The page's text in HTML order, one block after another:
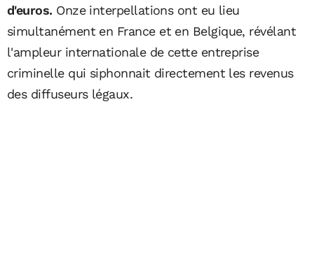
d'euros. Onze interpellations ont eu lieu
simultanément en France et en Belgique, révélant
l'ampleur internationale de cette entreprise
criminelle qui siphonnait directement les revenus
des diffuseurs légaux.